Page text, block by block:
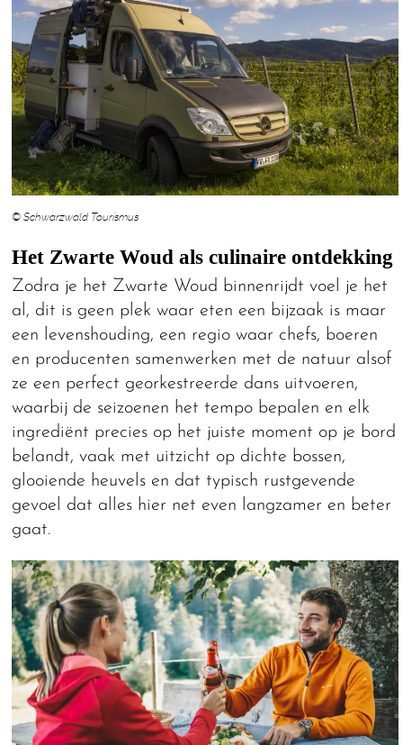
© Schwarzwald Tourismus
Het Zwarte Woud als culinaire ontdekking
Zodra je het Zwarte Woud binnenrijdt voel je het
al, dit is geen plek waar eten een bijzaak is maar
een levenshouding, een regio waar chefs, boeren
en producenten samenwerken met de natuur alsof
ze een perfect georkestreerde dans uitvoeren,
waarbij de seizoenen het tempo bepalen en elk
ingrediënt precies op het juiste moment op je bord
belandt, vaak met uitzicht op dichte bossen,
glooiende heuvels en dat typisch rustgevende
gevoel dat alles hier net even langzamer en beter
gaat.